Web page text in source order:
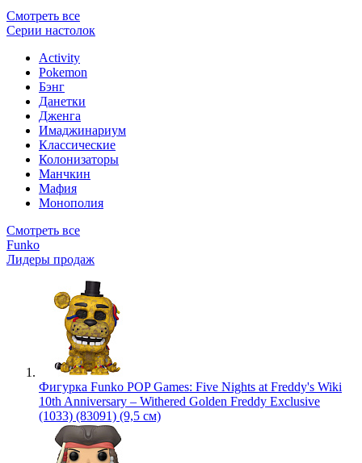
Смотреть все
Серии настолок
Activity
Pokemon
Бэнг
Данетки
Дженга
Имаджинариум
Классические
Колонизаторы
Манчкин
Мафия
Монополия
Смотреть все
Funko
Лидеры продаж
Фигурка Funko POP Games: Five Nights at Freddy's Wiki
10th Anniversary – Withered Golden Freddy Exclusive
(1033) (83091) (9,5 см)